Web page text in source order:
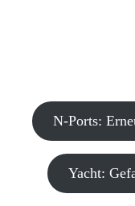
N-Ports:
Yacht: